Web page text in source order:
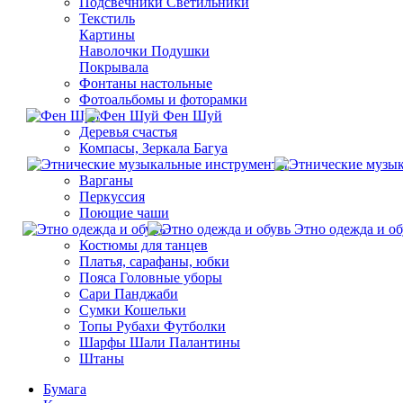
Текстиль
Картины
Наволочки Подушки
Покрывала
Фонтаны настольные
Фотоальбомы и фоторамки
Фен Шуй
Деревья счастья
Компасы, Зеркала Багуа
Варганы
Перкуссия
Поющие чаши
Этно одежда и
Костюмы для танцев
Платья, сарафаны, юбки
Пояса Головные уборы
Сари Панджаби
Сумки Кошельки
Топы Рубахи Футболки
Шарфы Шали Палантины
Штаны
Бумага